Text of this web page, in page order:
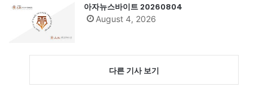
아자뉴스바이트 20260804
August 4, 2026
다른 기사 보기